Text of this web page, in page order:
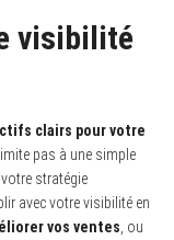
visibilité
clairs pour votre
pas à une simple
stratégie
avec votre visibilité en
vos ventes , ou